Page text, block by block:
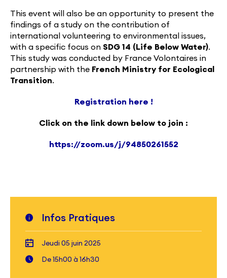
This event will also be an opportunity to present the
findings of a study on the contribution of
international volunteering to environmental issues,
with a specific focus on SDG 14 (Life Below Water).
This study was conducted by France Volontaires in
partnership with the French Ministry for Ecological
Transition.
Registration here !
Click on the link down below to join :
https://zoom.us/j/94850261552
Infos Pratiques
Jeudi 05 juin 2025
De 15h00 à 16h30